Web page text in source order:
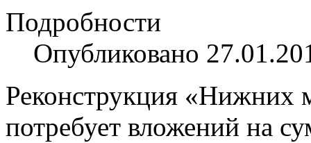
Подробности
Опубликовано
Реконструкция «Нижних
потребует вложений на